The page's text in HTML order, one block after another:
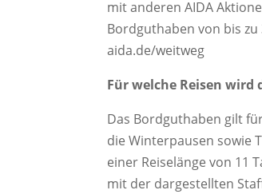
mit anderen AIDA
Bordguthaben von bis
aida.de/weitweg
Für welche Reisen wird
Das Bordguthaben gilt
die Winterpausen sowie
einer Reiselänge von 11
mit der dargestellten